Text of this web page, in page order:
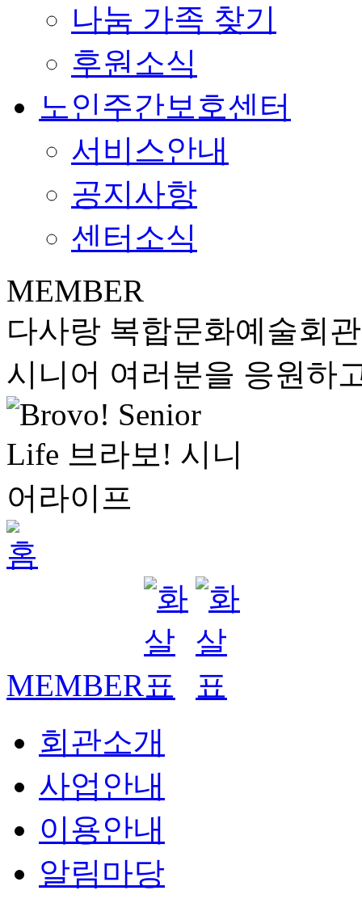
나눔 가족 찾기
후원소식
노인주간보호센터
서비스안내
공지사항
센터소식
MEMBER
다사랑 복합문화예술회
시니어 여러분을 응원하
MEMBER
회관소개
사업안내
이용안내
알림마당